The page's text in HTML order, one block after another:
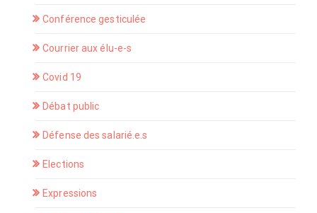
Conférence gesticulée
Courrier aux élu-e-s
Covid 19
Débat public
Défense des salarié.e.s
Elections
Expressions